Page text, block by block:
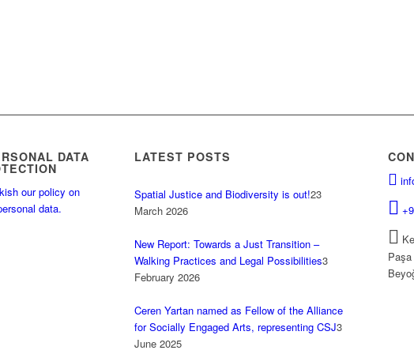
DATA
our policy on
data.
LATEST POSTS
Spatial Justice and Biodiversity is out!23
March 2026
New Report: Towards a Just Transition –
Walking Practices and Legal Possibilities3
February 2026
Ceren Yartan named as Fellow of the Alliance
for Socially Engaged Arts, representing CSJ3
June 2025